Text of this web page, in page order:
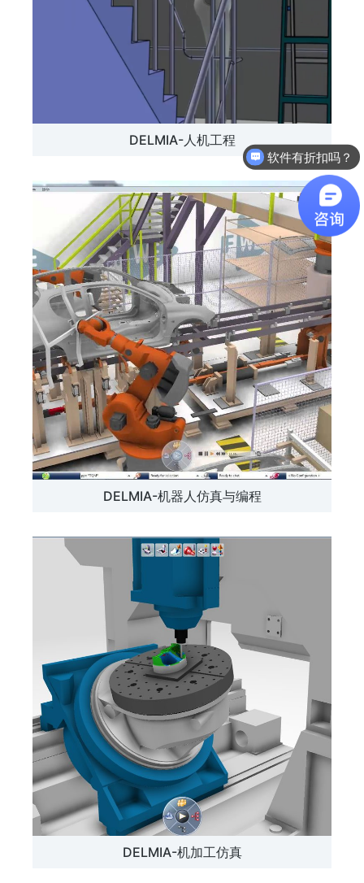
DELMIA-人机工程
DELMIA-机器人仿真与编程
DELMIA-机加工仿真
软件有折扣吗？